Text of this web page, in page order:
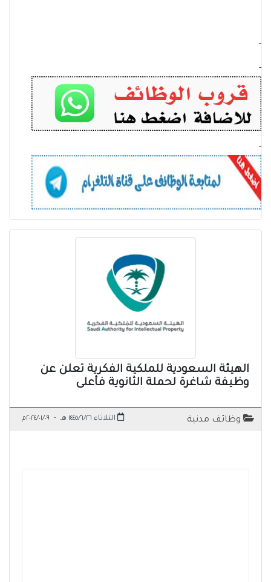
-
-
-
الهيئة السعودية للملكية الفكرية تعلن عن
وظيفة شاغرة لحملة الثانوية فأعلى
وظائف مدنية الثلاثاء ١٤٤٥/٦/٢٦ هـ - ٢٠٢٤/٠١/٠٩م